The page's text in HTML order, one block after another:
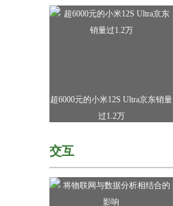
超6000元的小米12S Ultra京东销量
过1.2万
交互